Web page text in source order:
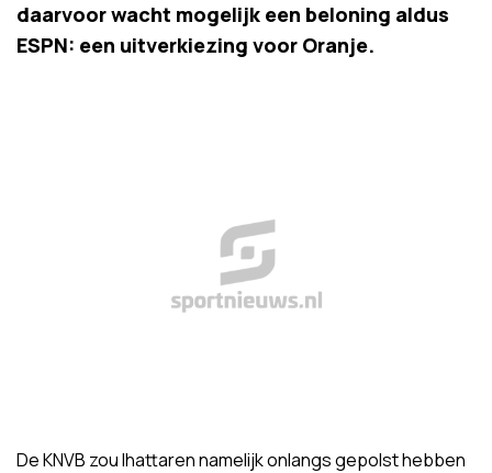
daarvoor wacht mogelijk een beloning aldus
ESPN: een uitverkiezing voor Oranje.
De KNVB zou Ihattaren namelijk onlangs gepolst hebben